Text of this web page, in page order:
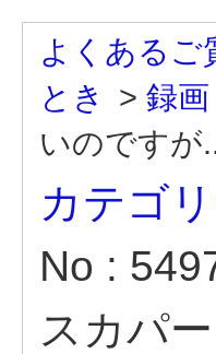
よくあるご
とき
> 録画
いのですが
カテゴ
No :
スカパ